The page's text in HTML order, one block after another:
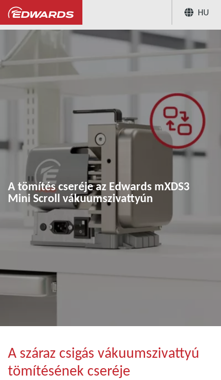
HU
... Az Edwards mXDS3 száraz csigás
A tömítés cseréje az Edwards mXDS3
Mini Scroll vákuumszivattyún
A száraz csigás vákuumszivattyú
tömítésének cseréje